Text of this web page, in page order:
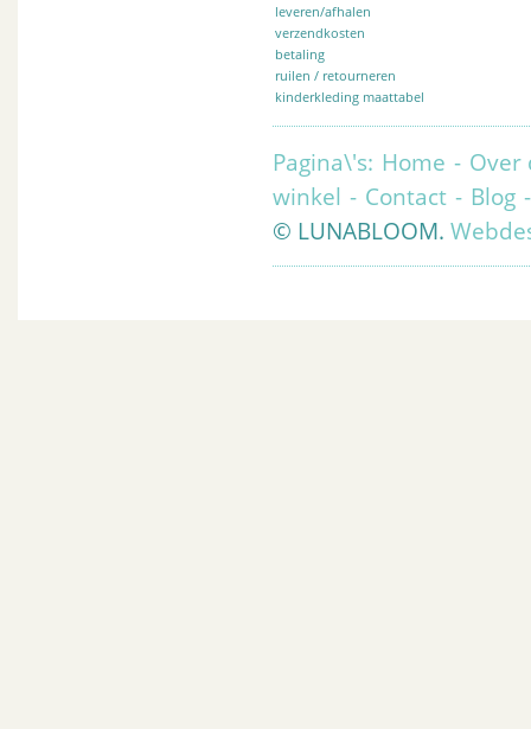
leveren/afhalen
verzendkosten
betaling
ruilen / retourneren
kinderkleding maattabel
Pagina\'s: Home - Over
winkel - Contact - Blog
© LUNABLOOM.